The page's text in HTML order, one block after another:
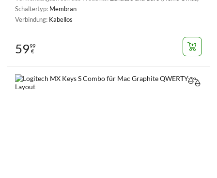
Schaltertyp: Membran
Verbindung: Kabellos
5999
€